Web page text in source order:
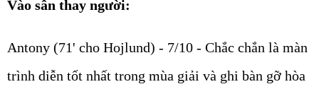
Vào sân thay người:
Antony (71' cho Hojlund) - 7/10 - Chắc chắn là màn
trình diễn tốt nhất trong mùa giải và ghi bàn gỡ hòa